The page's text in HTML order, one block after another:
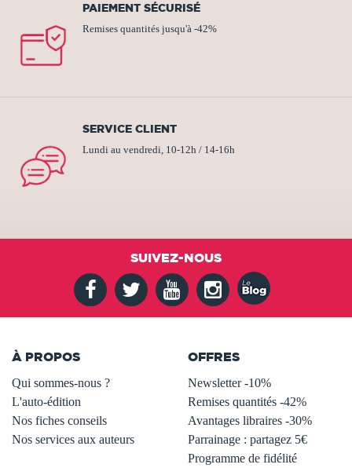
PAIEMENT SÉCURISÉ
Remises quantités jusqu'à -42%
SERVICE CLIENT
Lundi au vendredi, 10-12h / 14-16h
SUIVEZ-NOUS
À PROPOS
Qui sommes-nous ?
L'auto-édition
Nos fiches conseils
Nos services aux auteurs
OFFRES
Newsletter -10%
Remises quantités -42%
Avantages libraires -30%
Parrainage : partagez 5€
Programme de fidélité